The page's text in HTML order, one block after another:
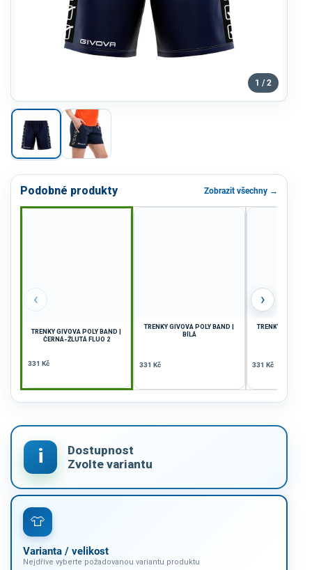
1 / 2
Podobné produkty Zobrazit všechny →
‹
TRENKY GIVOVA POLY BAND |
ČERNÁ-ŽLUTÁ FLUO 2
331 Kč
TRENKY GIVOVA POLY BAND |
BÍLÁ
331 Kč
TRENKY GIVOVA
331 Kč
›
Varianta / velikost
Nejdříve vyberte požadovanou variantu produktu